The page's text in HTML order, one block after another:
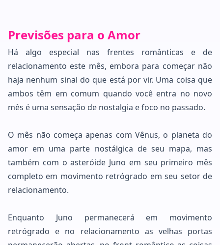
Previsões para o Amor
Há algo especial nas frentes românticas e de
relacionamento este mês, embora para começar não
haja nenhum sinal do que está por vir. Uma coisa que
ambos têm em comum quando você entra no novo
mês é uma sensação de nostalgia e foco no passado.
O mês não começa apenas com Vênus, o planeta do
amor em uma parte nostálgica de seu mapa, mas
também com o asteróide Juno em seu primeiro mês
completo em movimento retrógrado em seu setor de
relacionamento.
Enquanto Juno permanecerá em movimento
retrógrado e no relacionamento as velhas portas